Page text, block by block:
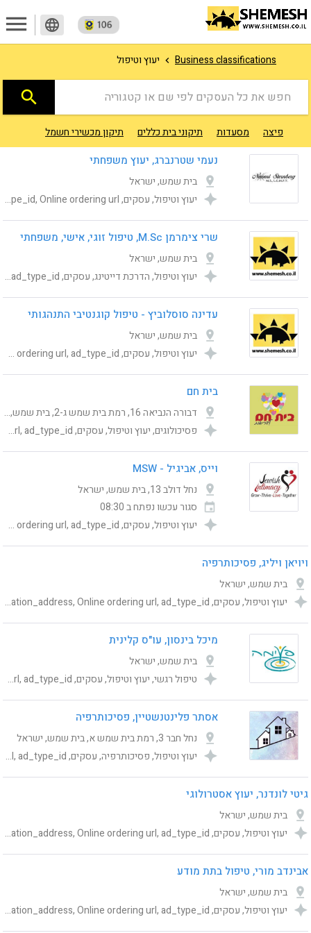
language
menu
Business classifications יעוץ וטיפול
חפש את כל העסקים לפי שם או קטגוריה search
פיצה מסעדות תיקוני בית כללים תיקון מכשירי חשמל
נעמי שטרנברג, יעוץ משפחתי
בית שמש, ישראל
יעוץ וטיפול, עסקים, Category, publishing_status, shemesh_location_address, ad_type_id, Online ordering url
שרי צימרמן M.Sc, טיפול זוגי, אישי, משפחתי
בית שמש, ישראל
יעוץ וטיפול, הדרכת דייטינג, עסקים, Category, publishing_status, shemesh_location_address, Online ordering url, ad_type_id
עדינה סוסלוביץ - טיפול קוגנטיבי התנהגותי
בית שמש, ישראל
יעוץ וטיפול, עסקים, Category, publishing_status, shemesh_location_address, Online ordering url, ad_type_id
בית חם
דבורה הנביאה 16, רמת בית שמש ג-2, בית שמש, ישראל
פסיכולוגים, יעוץ וטיפול, עסקים, Category, publishing_status, shemesh_location_address, Online ordering url, ad_type_id
וייס, אביגיל - MSW
נחל דולב 13, בית שמש, ישראל
סגור עכשו נפתח ב 08:30
יעוץ וטיפול, עסקים, Category, publishing_status, shemesh_location_address, Online ordering url, ad_type_id
ויויאן ויליג, פסיכותרפיה
בית שמש, ישראל
יעוץ וטיפול, עסקים, Category, publishing_status, shemesh_location_address, Online ordering url, ad_type_id
מיכל בינסון, עו"ס קלינית
בית שמש, ישראל
טיפול רגשי, יעוץ וטיפול, עסקים, Category, publishing_status, shemesh_location_address, Online ordering url, ad_type_id
אסתר פלינטנשטיין, פסיכותרפיה
נחל חבר 3, רמת בית שמש א, בית שמש, ישראל
יעוץ וטיפול, פסיכותרפיה, עסקים, Category, publishing_status, shemesh_location_address, Online ordering url, ad_type_id
גיטי לונדנר, יעוץ אסטרולוגי
בית שמש, ישראל
יעוץ וטיפול, עסקים, Category, publishing_status, shemesh_location_address, Online ordering url, ad_type_id
אבינדב מורי, טיפול בתת מודע
בית שמש, ישראל
יעוץ וטיפול, עסקים, Category, publishing_status, shemesh_location_address, Online ordering url, ad_type_id